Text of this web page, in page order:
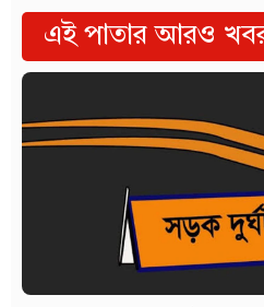
এই পাতার আরও